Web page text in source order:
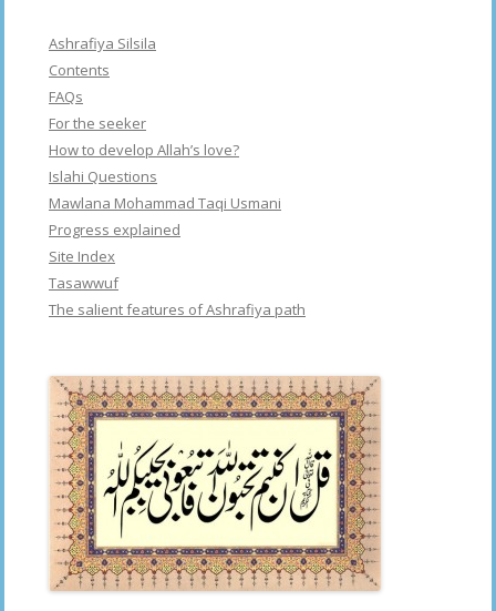
Ashrafiya Silsila
Contents
FAQs
For the seeker
How to develop Allah’s love?
Islahi Questions
Mawlana Mohammad Taqi Usmani
Progress explained
Site Index
Tasawwuf
The salient features of Ashrafiya path